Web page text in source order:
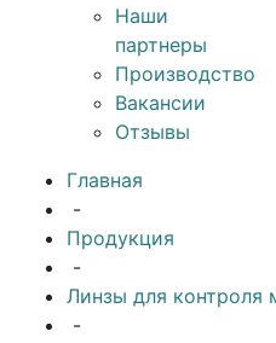
Наши
партнеры
Производство
Вакансии
Отзывы
Главная
-
Продукция
-
Линзы для контроля
-